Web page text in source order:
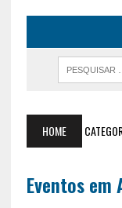
HOME
Eventos em